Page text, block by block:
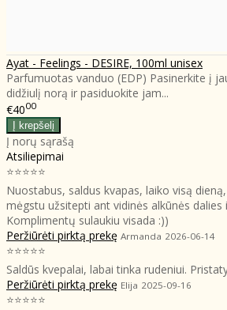
Ayat - Feelings - DESIRE, 100ml unisex
Parfumuotas vanduo (EDP) Pasinerkite į
didžiulį norą ir pasiduokite jam...
€4000
Į norų sąrašą
Atsiliepimai
⭐⭐⭐⭐⭐
Nuostabus, saldus kvapas, laiko visą
mėgstu užsitepti ant vidinės alkūnės dalies
Komplimentų sulaukiu visada :))
Peržiūrėti pirktą prekę Armanda 2026-06-14
⭐⭐⭐⭐⭐
Saldūs kvepalai, labai tinka rudeniui.
Peržiūrėti pirktą prekę Elija 2025-09-16
⭐⭐⭐⭐⭐